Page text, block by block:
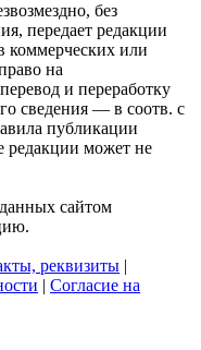
без
передает редакции
коммерческих или
на
и переработку
сведения — в соотв. с
публикации
редакции может не
сайтом
реквизиты |
| Согласие на